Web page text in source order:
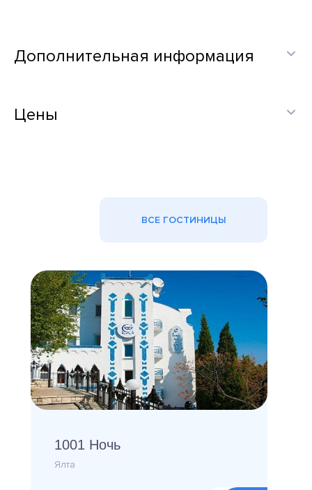
Дополнительная информация
Цены
ВСЕ ГОСТИНИЦЫ
1001 Ночь
Ялта